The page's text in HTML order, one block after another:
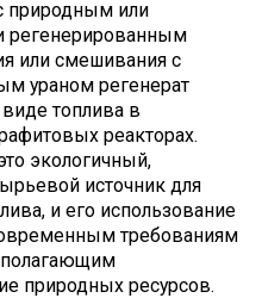
природным или
или смешивания с
ураном регенерат
топлива в
реакторах.
экологичный,
источник для
и его использование
требованиям
природных ресурсов.